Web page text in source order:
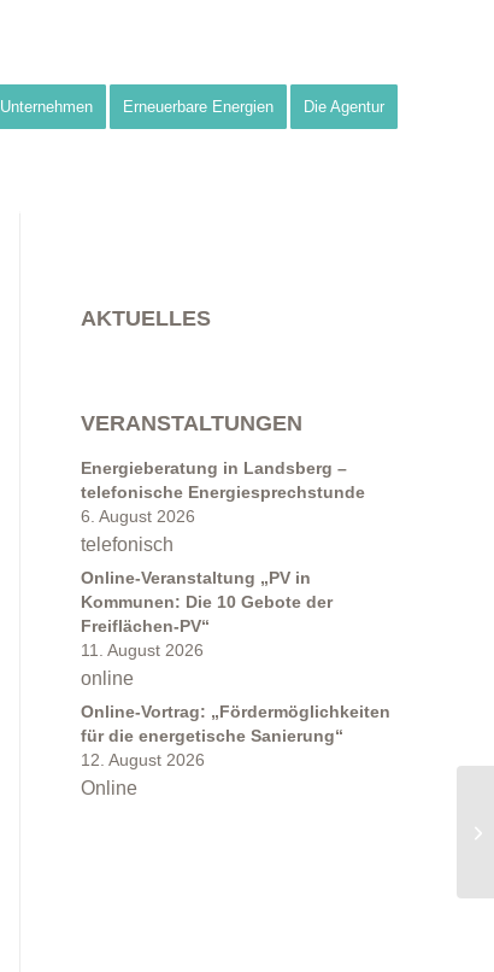
Unternehmen Erneuerbare Energien Die Agentur
AKTUELLES
VERANSTALTUNGEN
Energieberatung in Landsberg –
telefonische Energiesprechstunde
6. August 2026
telefonisch
Online-Veranstaltung „PV in
Kommunen: Die 10 Gebote der
Freiflächen-PV“
11. August 2026
online
Online-Vortrag: „Fördermöglichkeiten
für die energetische Sanierung“
12. August 2026
Online